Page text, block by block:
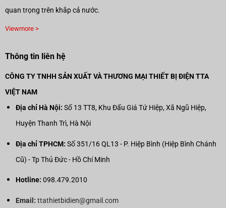
quan trọng trên khắp cả nước.
Viewmore >
Thông tin liên hệ
CÔNG TY TNHH SẢN XUẤT VÀ THƯƠNG MẠI THIẾT BỊ ĐIỆN TTA
VIỆT NAM
Địa chỉ Hà Nội: Số 13 TT8, Khu Đấu Giá Tứ Hiệp, Xã Ngũ Hiệp,
Huyện Thanh Trì, Hà Nội
Địa chỉ TPHCM: Số 351/16 QL13 - P. Hiệp Bình (Hiệp Bình Chánh
Cũ) - Tp Thủ Đức - Hồ Chí Minh
Hotline: 098.479.2010
Email: ttathietbidien@gmail.com